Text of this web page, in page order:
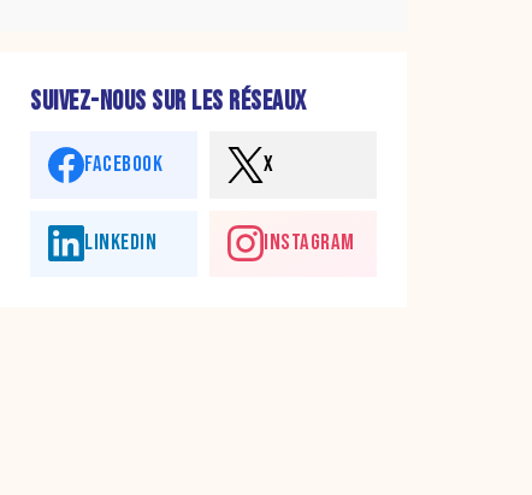
SUIVEZ-NOUS SUR LES RÉSEAUX
FACEBOOK X
LINKEDIN INSTAGRAM